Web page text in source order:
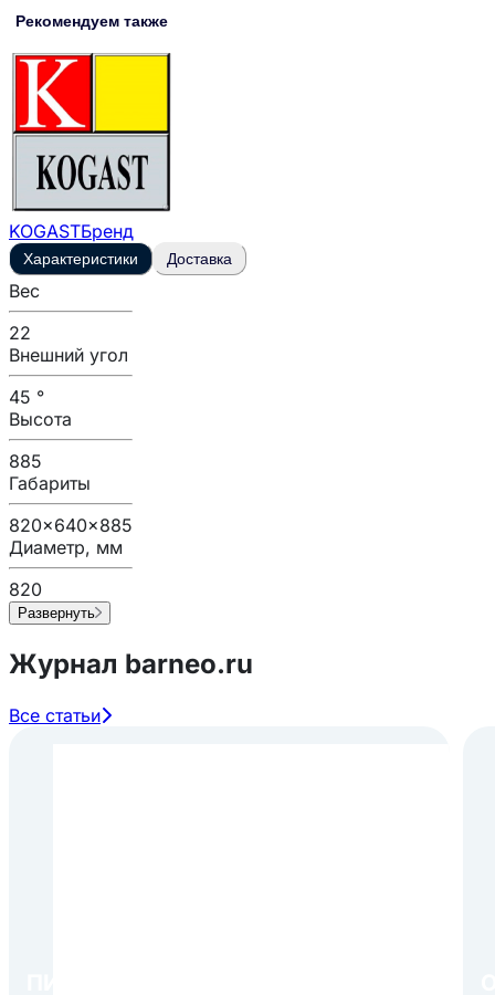
Рекомендуем также
KOGASTБренд
Характеристики Доставка
Вес
22
Внешний угол
45 °
Высота
885
Габариты
820x640x885
Диаметр, мм
820
Развернуть
Журнал barneo.ru
Все статьи